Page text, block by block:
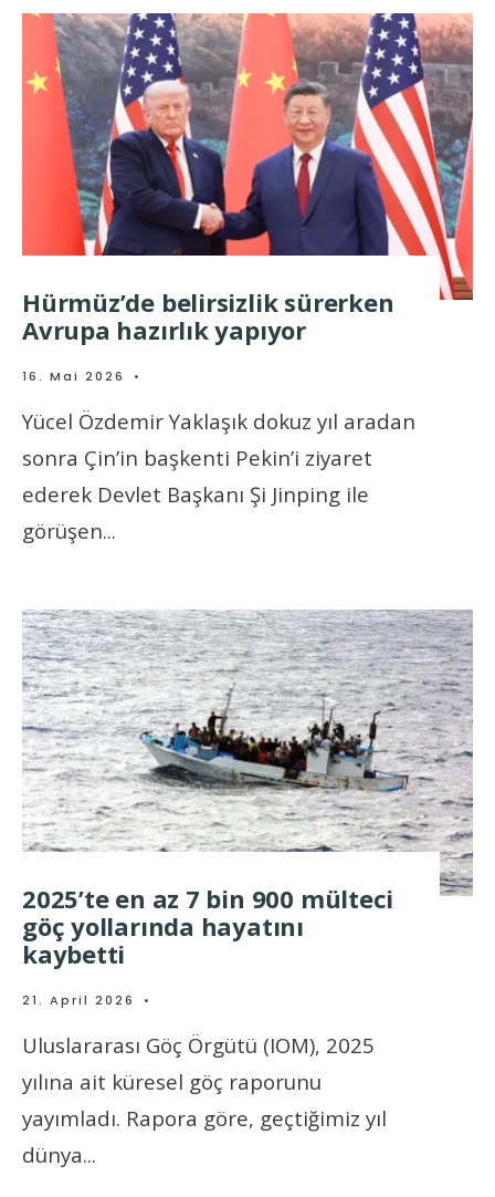
Hürmüz’de belirsizlik sürerken
Avrupa hazırlık yapıyor
16. Mai 2026 •
Yücel Özdemir Yaklaşık dokuz yıl aradan
sonra Çin’in başkenti Pekin’i ziyaret
ederek Devlet Başkanı Şi Jinping ile
görüşen...
2025’te en az 7 bin 900 mülteci
göç yollarında hayatını
kaybetti
21. April 2026 •
Uluslararası Göç Örgütü (IOM), 2025
yılına ait küresel göç raporunu
yayımladı. Rapora göre, geçtiğimiz yıl
dünya...